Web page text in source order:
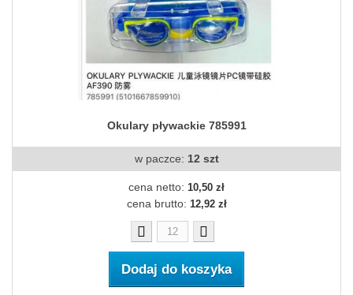
Okulary pływackie 785991
w paczce: 12 szt
cena netto: 10,50 zł
cena brutto: 12,92 zł
Dodaj do koszyka